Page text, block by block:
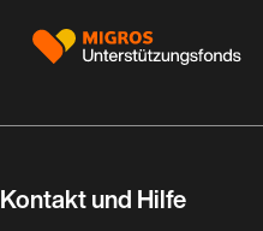
Kontakt und Hilfe